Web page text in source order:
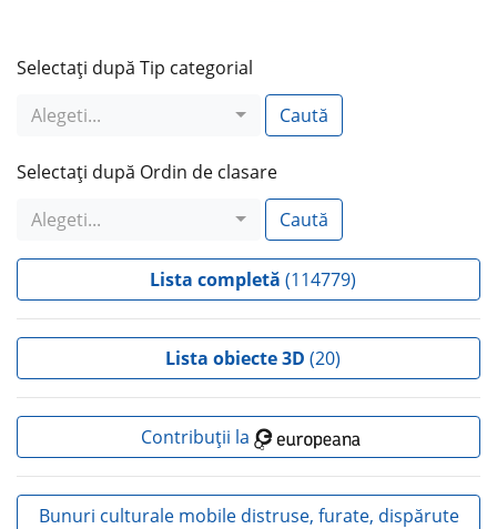
Selectaţi după Tip categorial
Alegeti...
Caută
Selectaţi după Ordin de clasare
Alegeti...
Caută
Lista completă (114779)
Lista obiecte 3D (20)
Contribuții la
Bunuri culturale mobile distruse, furate, dispărute